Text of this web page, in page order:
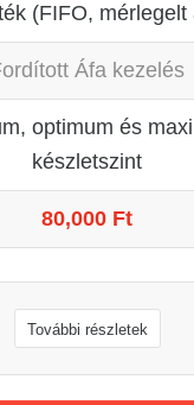
(FIFO, mérlegelt
Áfa kezelés
optimum és
készletszint
80,000 Ft
További részletek